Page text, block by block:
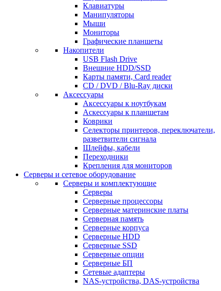
Клавиатуры
Манипуляторы
Мыши
Мониторы
Графические планшеты
Накопители
USB Flash Drive
Внешние HDD/SSD
Карты памяти, Card reader
CD / DVD / Blu-Ray диски
Аксессуары
Аксессуары к ноутбукам
Аскессуары к планшетам
Коврики
Селекторы принтеров, переключатели,
разветвители сигнала
Шлейфы, кабели
Переходники
Крепления для мониторов
Серверы и сетевое оборудование
Серверы и комплектующие
Серверы
Серверные процессоры
Серверные материнские платы
Серверная память
Серверные корпуса
Серверные HDD
Серверные SSD
Серверные опции
Серверные БП
Сетевые адаптеры
NAS-устройства, DAS-устройства